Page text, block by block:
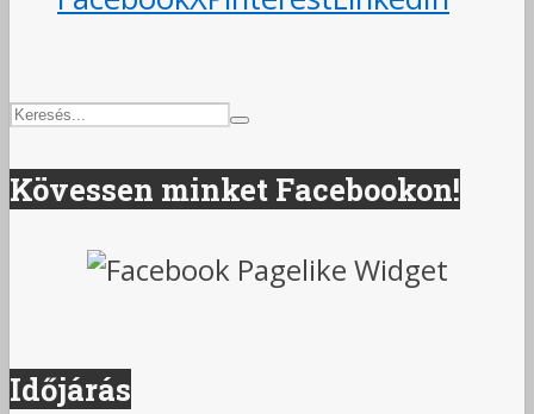
Kövessen minket Facebookon!
Időjárás